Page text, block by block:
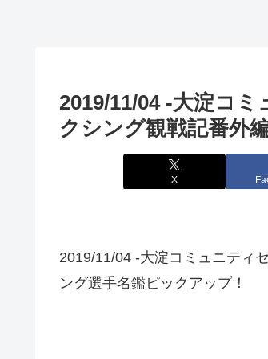
2019/11/04 -大淀コ
クシング観戦記番外
X
2019/11/04 -大淀コミュニテ
ング選手名鑑ピックアップ！